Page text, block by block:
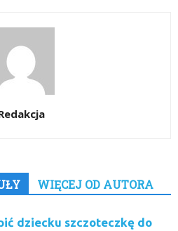
WIĘCEJ OD AUTORA
dziecku szczoteczkę do